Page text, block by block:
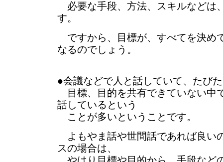
必要な手段、方法、スキルなどは
す。
ですから、目標が、すべてを決め
なるのでしょう。
●会議などで人と話していて、たび
目標、目的を共有できていない中
話しているという
ことが多いということです。
よもやま話や世間話であれば良い
スの場合は、